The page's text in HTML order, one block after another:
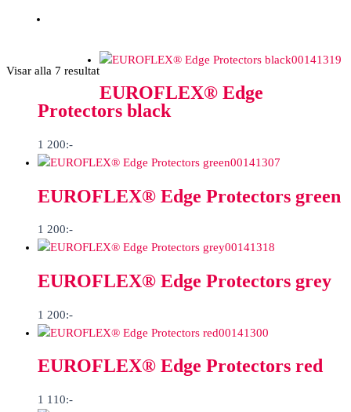
Visar alla 7 resultat
00141319
EUROFLEX® Edge
Protectors black
1 200:-
00141307
EUROFLEX® Edge Protectors green
1 200:-
00141318
EUROFLEX® Edge Protectors grey
1 200:-
00141300
EUROFLEX® Edge Protectors red
1 110:-